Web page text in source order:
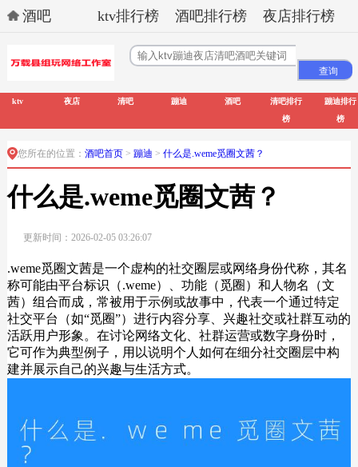
酒吧 ktv排行榜 酒吧排行榜 夜店排行榜
ktv 夜店 清吧 蹦迪 酒吧
清吧排行
榜
蹦迪排行
榜
您所在的位置： 酒吧首页> 蹦迪 > 什么是.weme觅圈文茜？
什么是.weme觅圈文茜？
更新时间：2026-02-05 03:26:07
.weme觅圈文茜是一个虚构的社交圈层或网络身份代称，其名
称可能由平台标识（.weme）、功能（觅圈）和人物名（文
茜）组合而成，常被用于示例或故事中，代表一个通过特定
社交平台（如“觅圈”）进行内容分享、兴趣社交或社群互动的
活跃用户形象。在讨论网络文化、社群运营或数字身份时，
它可作为典型例子，用以说明个人如何在细分社交圈层中构
建并展示自己的兴趣与生活方式。